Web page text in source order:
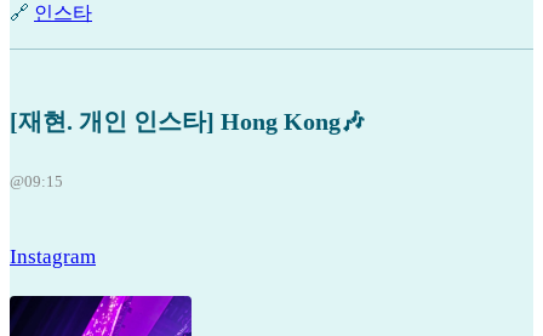
🔗 인스타
[재현. 개인 인스타] Hong Kong🎶
@09:15
Instagram